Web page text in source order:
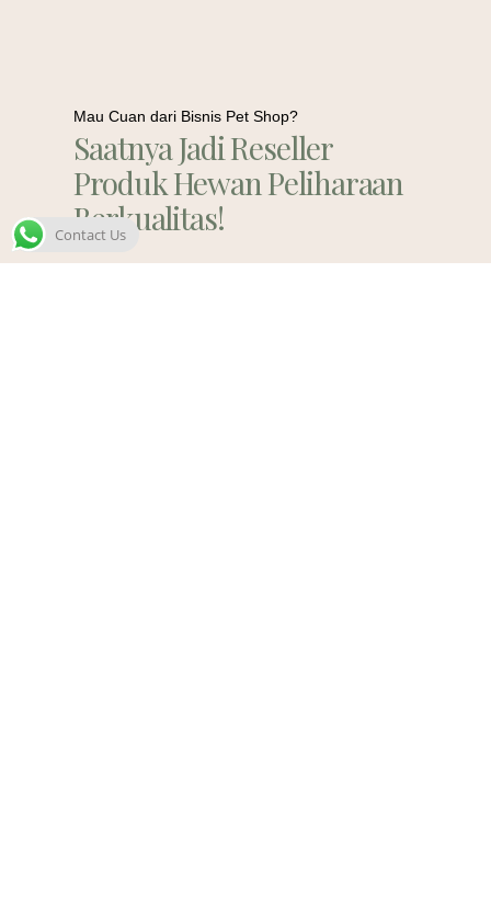
Mau Cuan dari Bisnis Pet Shop?
Saatnya Jadi Reseller
Produk Hewan Peliharaan
Berkualitas!
Contact Us